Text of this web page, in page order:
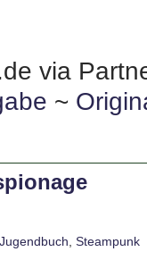
via
~
Jugendbuch, Steampunk